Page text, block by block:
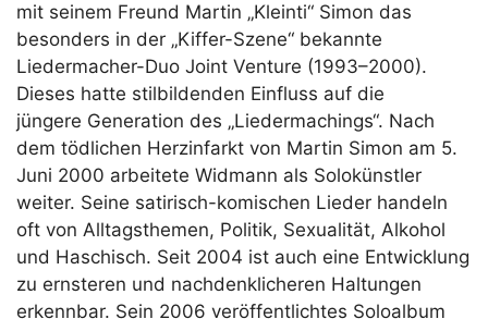
mit seinem Freund Martin „Kleinti“ Simon das
besonders in der „Kiffer-Szene“ bekannte
Liedermacher-Duo Joint Venture (1993–2000).
Dieses hatte stilbildenden Einfluss auf die
jüngere Generation des „Liedermachings“. Nach
dem tödlichen Herzinfarkt von Martin Simon am 5.
Juni 2000 arbeitete Widmann als Solokünstler
weiter. Seine satirisch-komischen Lieder handeln
oft von Alltagsthemen, Politik, Sexualität, Alkohol
und Haschisch. Seit 2004 ist auch eine Entwicklung
zu ernsteren und nachdenklicheren Haltungen
erkennbar. Sein 2006 veröffentlichtes Soloalbum